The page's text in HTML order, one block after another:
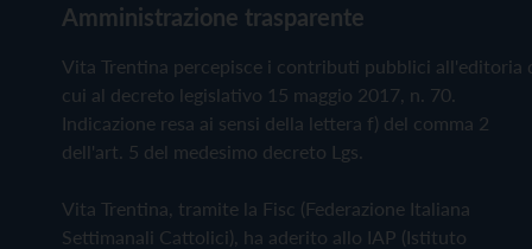
Amministrazione trasparente
Vita Trentina percepisce i contributi pubblici all'editoria
cui al decreto legislativo 15 maggio 2017, n. 70.
Indicazione resa ai sensi della lettera f) del comma 2
dell'art. 5 del medesimo decreto Lgs.
Vita Trentina, tramite la Fisc (Federazione Italiana
Settimanali Cattolici), ha aderito allo IAP (Istituto